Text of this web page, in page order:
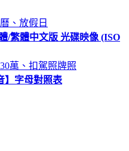
、放假日
/繁體中文版 光碟映像 (ISO
萬、扣駕照牌照
】字母對照表